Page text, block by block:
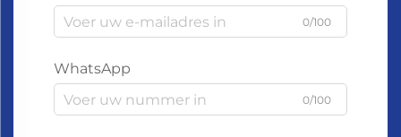
0/100
WhatsApp
0/100